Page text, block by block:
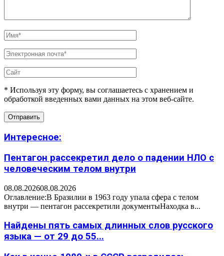
* Используя эту форму, вы соглашаетесь с хранением и
обработкой введенных вами данных на этом веб-сайте.
Интересное:
Пентагон рассекретил дело о падении НЛО с
человеческим телом внутри
08.08.202608.08.2026
Оглавление:В Бразилии в 1963 году упала сфера с телом
внутри — пентагон рассекретили документыНаходка в...
Найдены пять самых длинных слов русского
языка — от 29 до 55...